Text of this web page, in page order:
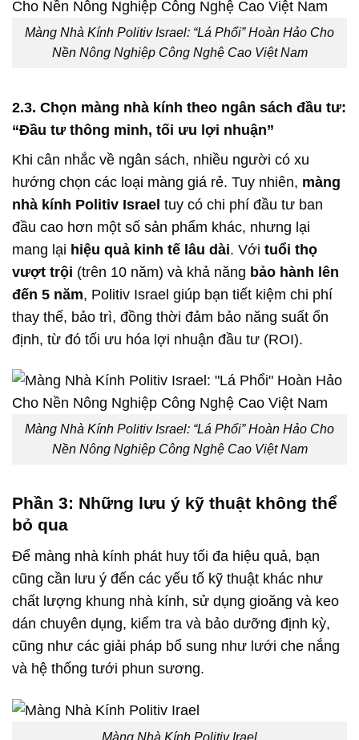
Màng Nhà Kính Politiv Israel: “Lá Phổi” Hoàn Hảo Cho
Nền Nông Nghiệp Công Nghệ Cao Việt Nam
2.3. Chọn màng nhà kính theo ngân sách đầu tư:
“Đầu tư thông minh, tối ưu lợi nhuận”
Khi cân nhắc về ngân sách, nhiều người có xu
hướng chọn các loại màng giá rẻ. Tuy nhiên, màng
nhà kính Politiv Israel tuy có chi phí đầu tư ban
đầu cao hơn một số sản phẩm khác, nhưng lại
mang lại hiệu quả kinh tế lâu dài. Với tuổi thọ
vượt trội (trên 10 năm) và khả năng bảo hành lên
đến 5 năm, Politiv Israel giúp bạn tiết kiệm chi phí
thay thế, bảo trì, đồng thời đảm bảo năng suất ổn
định, từ đó tối ưu hóa lợi nhuận đầu tư (ROI).
Màng Nhà Kính Politiv Israel: “Lá Phổi” Hoàn Hảo Cho
Nền Nông Nghiệp Công Nghệ Cao Việt Nam
Phần 3: Những lưu ý kỹ thuật không thể
bỏ qua
Để màng nhà kính phát huy tối đa hiệu quả, bạn
cũng cần lưu ý đến các yếu tố kỹ thuật khác như
chất lượng khung nhà kính, sử dụng gioăng và keo
dán chuyên dụng, kiểm tra và bảo dưỡng định kỳ,
cũng như các giải pháp bổ sung như lưới che nắng
và hệ thống tưới phun sương.
Màng Nhà Kính Politiv Irael